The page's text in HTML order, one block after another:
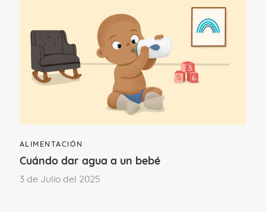
Etapa vital
SU PRIMER AÑO DE 1 A 3 AÑOS
Deja un comentario
ALIMENTACIÓN
Cuándo dar agua a un bebé
3 de Julio del 2025